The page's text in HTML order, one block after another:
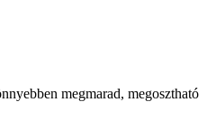
megmarad, megosztható